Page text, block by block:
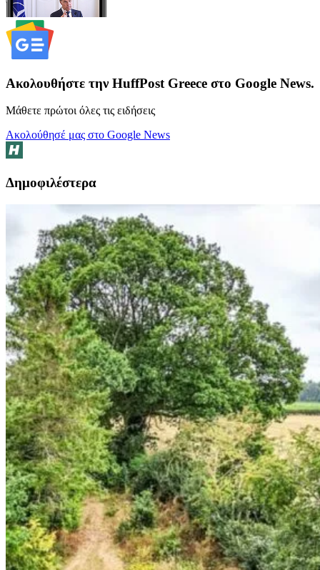
Ακολουθήστε την HuffPost Greece στο Google News.
Μάθετε πρώτοι όλες τις ειδήσεις
Ακολούθησέ μας στο Google News
Δημοφιλέστερα